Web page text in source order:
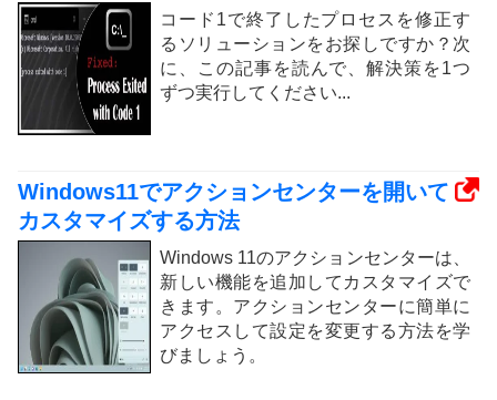
コード1で終了したプロセスを修正す
るソリューションをお探しですか？次
に、この記事を読んで、解決策を1つ
ずつ実行してください...
Windows11でアクションセンターを開いて
カスタマイズする方法
Windows 11のアクションセンターは、
新しい機能を追加してカスタマイズで
きます。アクションセンターに簡単に
アクセスして設定を変更する方法を学
びましょう。